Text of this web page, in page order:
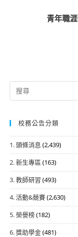
青年職
Search
for:
校務公告分類
1. 頭條消息 (2,439)
2. 新生專區 (163)
3. 教師研習 (493)
4. 活動&競賽(2,630)
5. 榮譽榜(182)
6. 獎助學金(481)